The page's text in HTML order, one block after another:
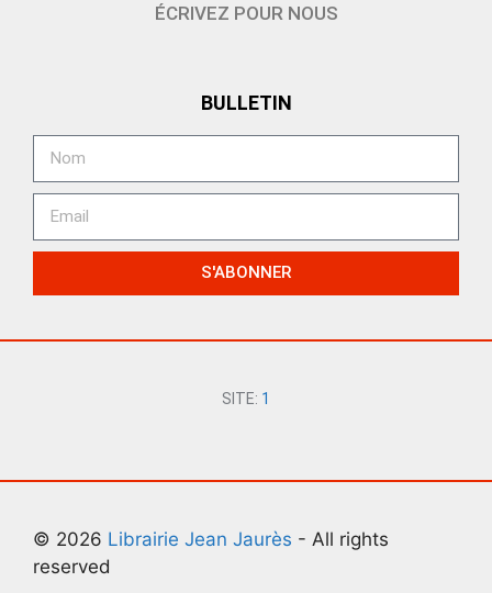
ÉCRIVEZ POUR NOUS
BULLETIN
S'ABONNER
SITE: 1
© 2026 Librairie Jean Jaurès - All rights
reserved